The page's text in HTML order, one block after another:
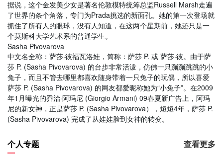
据说，这个金发美少女是著名伦敦模特统筹总监Russell Marsh走遍
了世界的条个角落，专门为Prada挑选的新面孔。她的第一次登场就
抓住了所有人的眼球，没有人知道，在这两个星期前，她还只是一
个莫斯科大学艺术系的普通学生。
Sasha Pivovarova
中文名全称：萨莎·彼福瓦洛娃，简称：萨莎 P. 或 萨莎·彼。由于萨
莎 P. (Sasha Pivovarova) 的台步非常活泼，仿佛一只蹦蹦跳跳的小
兔子，而且不管去哪里都喜欢随身带着一只兔子的玩偶，所以喜爱
萨莎 P. (Sasha Pivovarova) 的网友都爱昵称她为“小兔子”。在2009
年1月曝光的乔治·阿玛尼 (Giorgio Armani) 09春夏新广告上，阿玛
尼的新女神，正是萨莎 P. (Sasha Pivovarova），短短4年，萨莎 P.
(Sasha Pivovarova) 完成了从娃娃脸到女神的转变。
个人专题 查看更多